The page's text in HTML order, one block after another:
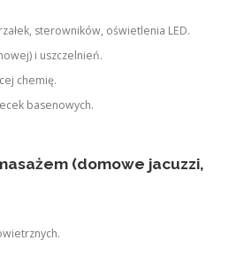
sterowników, oświetlenia LED.
i uszczelnień.
chemię.
basenowych.
(domowe jacuzzi,